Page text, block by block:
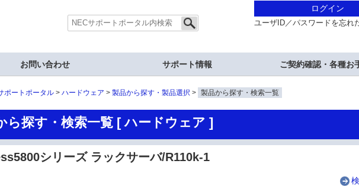
ログイン
ユーザID／パスワードを忘れ
お問い合わせ サポート情報 ご契約確認・各種お
ポートポータル ハードウェア 製品から探す・製品選択 製品から探す・検索一覧
ら探す・検索一覧 [ ハードウェア ]
シリーズ ラックサーバ/R110k-1